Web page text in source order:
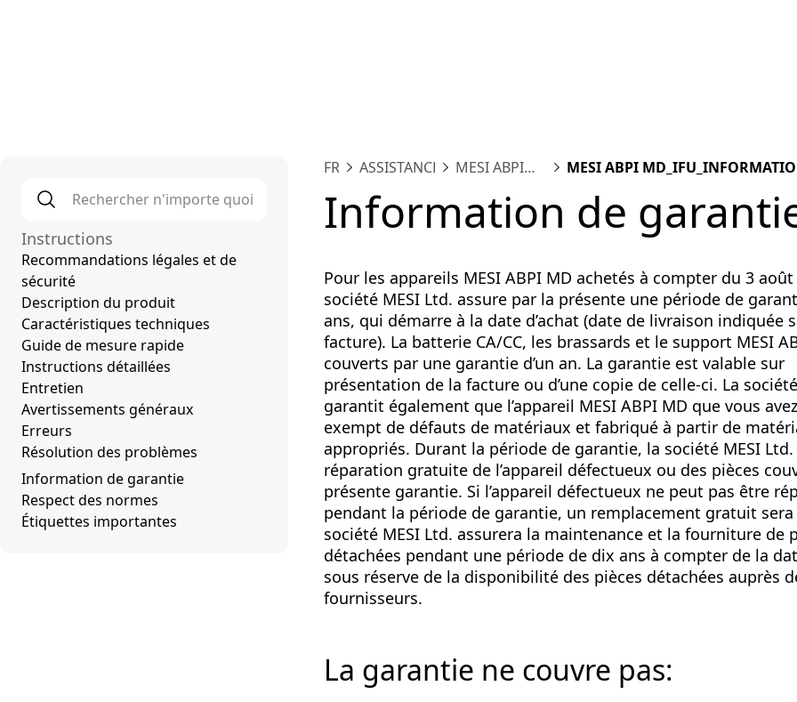
Instructions
Recommandations légales et de
sécurité
Description du produit
Caractéristiques techniques
Guide de mesure rapide
Instructions détaillées
Entretien
Avertissements généraux
Erreurs
Résolution des problèmes
Information de garantie
Respect des normes
Étiquettes importantes
FR ASSISTANCE
MESI ABPI
MESI ABPI
Information de
Pour les appareils MESI ABPI MD achetés à compter du 3 août
société MESI Ltd. assure par la présente une période de
ans, qui démarre à la date d’achat (date de livraison indiquée
facture). La batterie CA/CC, les brassards et le support MESI
couverts par une garantie d’un an. La garantie est valable sur
présentation de la facture ou d’une copie de celle-ci. La
garantit également que l’appareil MESI ABPI MD que vous
exempt de défauts de matériaux et fabriqué à partir de
appropriés. Durant la période de garantie, la société MESI
réparation gratuite de l’appareil défectueux ou des pièces
présente garantie. Si l’appareil défectueux ne peut pas être
pendant la période de garantie, un remplacement gratuit sera
société MESI Ltd. assurera la maintenance et la fourniture de
détachées pendant une période de dix ans à compter de la
sous réserve de la disponibilité des pièces détachées auprès
fournisseurs.
La garantie ne couvre pas: